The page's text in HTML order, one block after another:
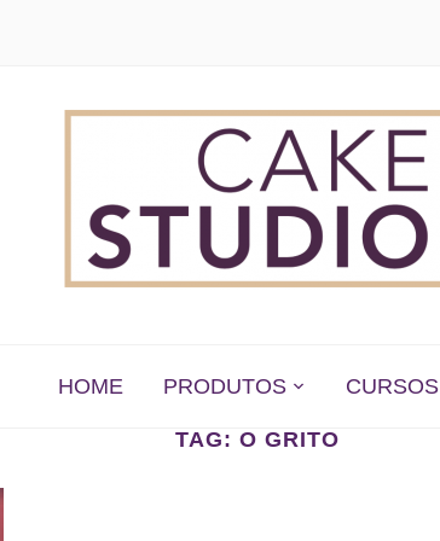
HOME PRODUTOS CURSOS
TAG: O GRITO